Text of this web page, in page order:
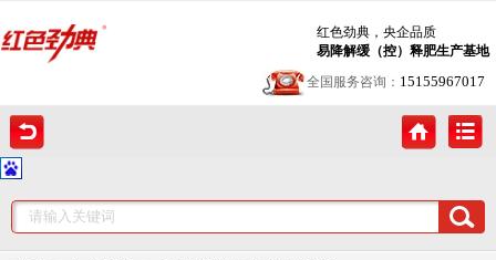
红色劲典，央企品质
易降解缓（控）释肥生产基地
全国服务咨询： 15155967017